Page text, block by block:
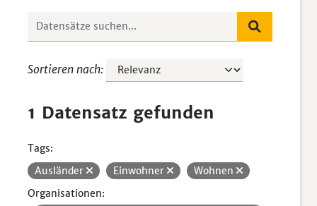
Sortieren nach
1 Datensatz gefunden
Tags:
Ausländer
Einwohner
Wohnen
Organisationen: